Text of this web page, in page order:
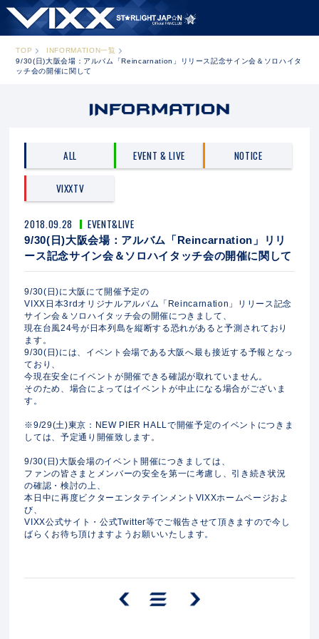
TOP
INFORMATION一覧
9/30(日)大阪会場：アルバム「Reincarnation」リリース記念サイン会＆ソロハイタ
ッチ会の開催に関して
ALL EVENT & LIVE NOTICE
VIXXTV
2018.09.28 EVENT&LIVE
9/30(日)大阪会場：アルバム「Reincarnation」リリ
ース記念サイン会＆ソロハイタッチ会の開催に関して
9/30(日)に大阪にて開催予定の
VIXX日本3rdオリジナルアルバム「Reincarnation」リリース記念
サイン会＆ソロハイタッチ会の開催につきまして、
現在台風24号が日本列島を縦断する恐れがあると予測されており
ます。
9/30(日)には、イベント会場である大阪へ最も接近する予報となっ
ており、
今現在安全にイベントが開催できる確認が取れていません。
そのため、場合によってはイベントが中止になる場合がございま
す。
※9/29(土)東京：NEW PIER HALLで開催予定のイベントにつきま
しては、予定通り開催致します。
9/30(日)大阪会場のイベント開催につきましては、
ファンの皆さまとメンバーの安全を第一に考慮し、引き続き状況
の確認・検討の上、
本日中に再度ビクターエンタテインメントVIXXホームページおよ
び、
VIXX公式サイト・公式Twitter等でご報告させて頂きますので今し
ばらくお待ち頂けますようお願いいたします。